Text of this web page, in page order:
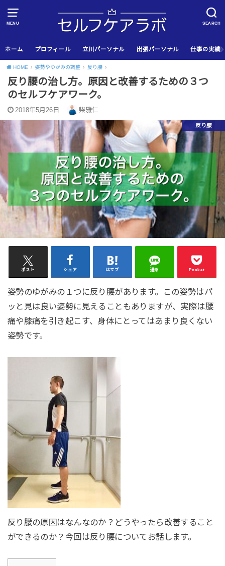
MENU SEARCH
ホーム プロフィール 立川パーソナル 出張パーソナル 仕事の実績
HOME 姿勢やゆがみの調整 反り腰
反り腰の治し方。原因と改善するための３つ
のセルフケアワーク。
2018年5月26日 柴雅仁
反り腰
ポスト シェア はてブ 送る Pocket
姿勢のゆがみの１つに反り腰があります。この姿勢はパ
ッと見は良い姿勢に見えることもありますが、実際は腰
痛や膝痛を引き起こす、身体にとってはあまり良くない
姿勢です。
反り腰の原因はなんなのか？どうやったら改善すること
ができるのか？今回は反り腰についてお話します。